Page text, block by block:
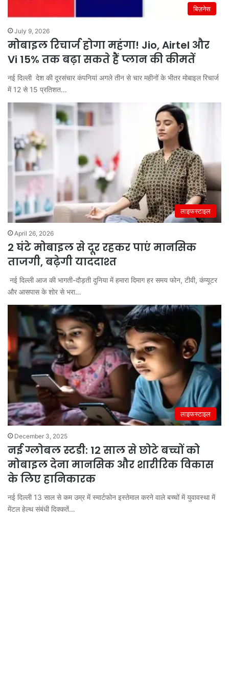
बिज़नेस
July 9, 2026
मोबाइल रिचार्ज होगा महंगा! Jio, Airtel और
Vi 15% तक बढ़ा सकते हैं प्लान की कीमतें
नई दिल्ली देश की दूरसंचार कंपनियां अगले तीन से चार महीनों के भीतर मोबाइल रिचार्ज
में 12 से 15 प्रतिशत…
लाइफस्टाइल
April 26, 2026
2 घंटे मोबाइल से दूर रहकर पाएं मानसिक
ताजगी, बढ़ेगी याददाश्त
नई दिल्ली आज की भागती-दौड़ती दुनिया में हमारा दिमाग हर समय फोन, टीवी, कंप्यूटर
और आसपास के शोर से भरा…
लाइफस्टाइल
December 3, 2025
नई ग्लोबल स्टडी: 12 साल से छोटे बच्चों को
मोबाइल देना मानसिक और शारीरिक विकास
के लिए हानिकारक
नई दिल्ली 13 साल से कम उम्र में स्मार्टफोन इस्तेमाल करने वाले बच्चों में युवावस्था में
मेंटल हेल्थ संबंधी दिक्कतें…